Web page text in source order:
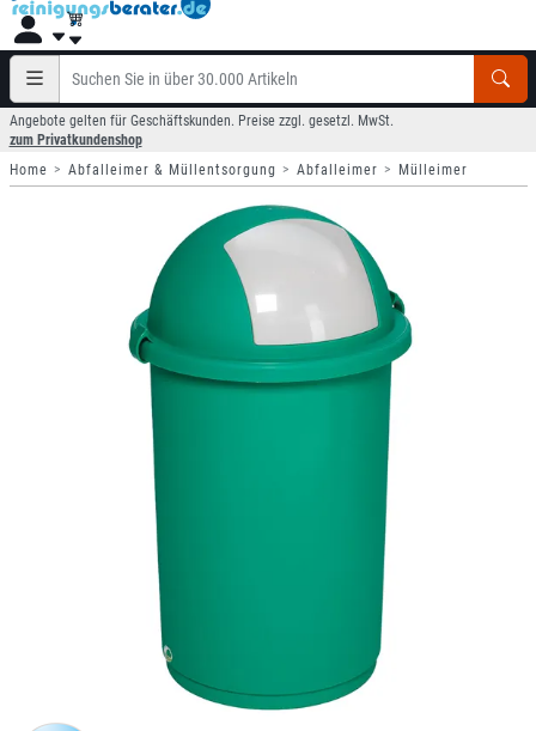
Angebote gelten für Geschäftskunden. Preise zzgl. gesetzl. MwSt.
zum Privatkundenshop
Home
Abfalleimer & Müllentsorgung Abfalleimer Mülleimer